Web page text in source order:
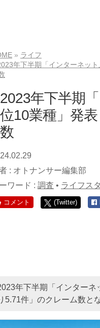
ライフ
年下半期「インターネッ
2023年下半期
位10業種」発
数
: オトナンサー編集部
ワード : 調査 • ライフス
コメント (Twitter)
年下半期「インター
5.71件」のクレーム数と